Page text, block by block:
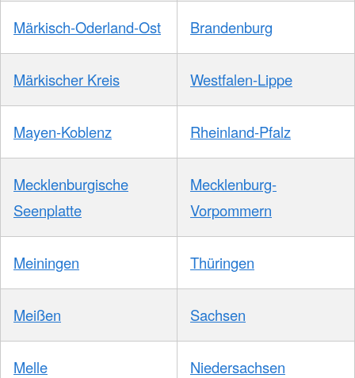
Märkisch-Oderland-Ost Brandenburg
Märkischer Kreis Westfalen-Lippe
Mayen-Koblenz Rheinland-Pfalz
Mecklenburgische
Seenplatte
Mecklenburg-
Vorpommern
Meiningen Thüringen
Meißen Sachsen
Melle Niedersachsen